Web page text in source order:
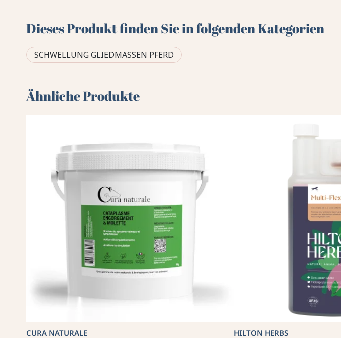
Dieses Produkt finden Sie in folgenden Kategorien
SCHWELLUNG GLIEDMASSEN PFERD
Ähnliche Produkte
CURA NATURALE HILTON HERBS